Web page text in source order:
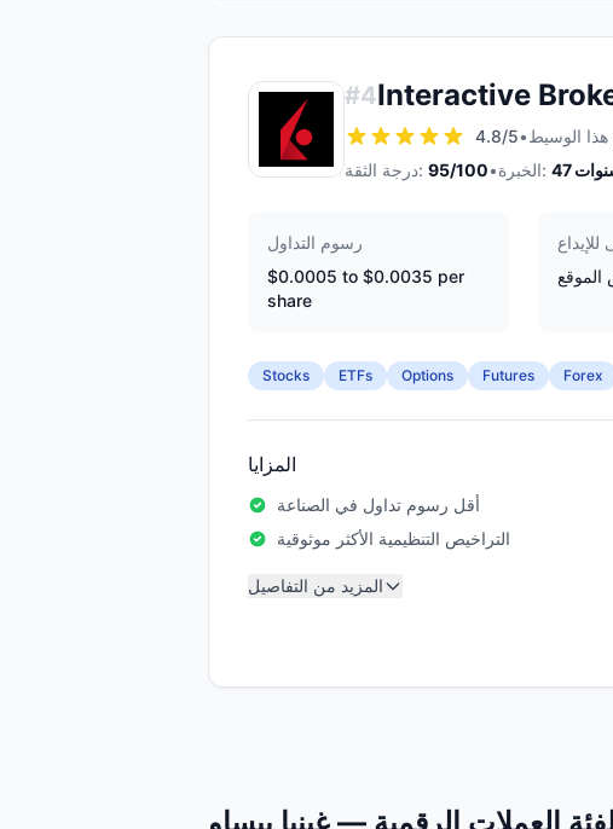
#4Interactive
4.8/5•
درجة الثقة: 95/100• الخبرة: 47
رسوم التداول
$0.0005 to $0.0035 per
share
للإيداع
Stocks ETFs Options Futures Forex
المزايا
أقل رسوم تداول في الصناعة
التراخيص التنظيمية الأكثر موثوقية
المزيد من التفاصيل